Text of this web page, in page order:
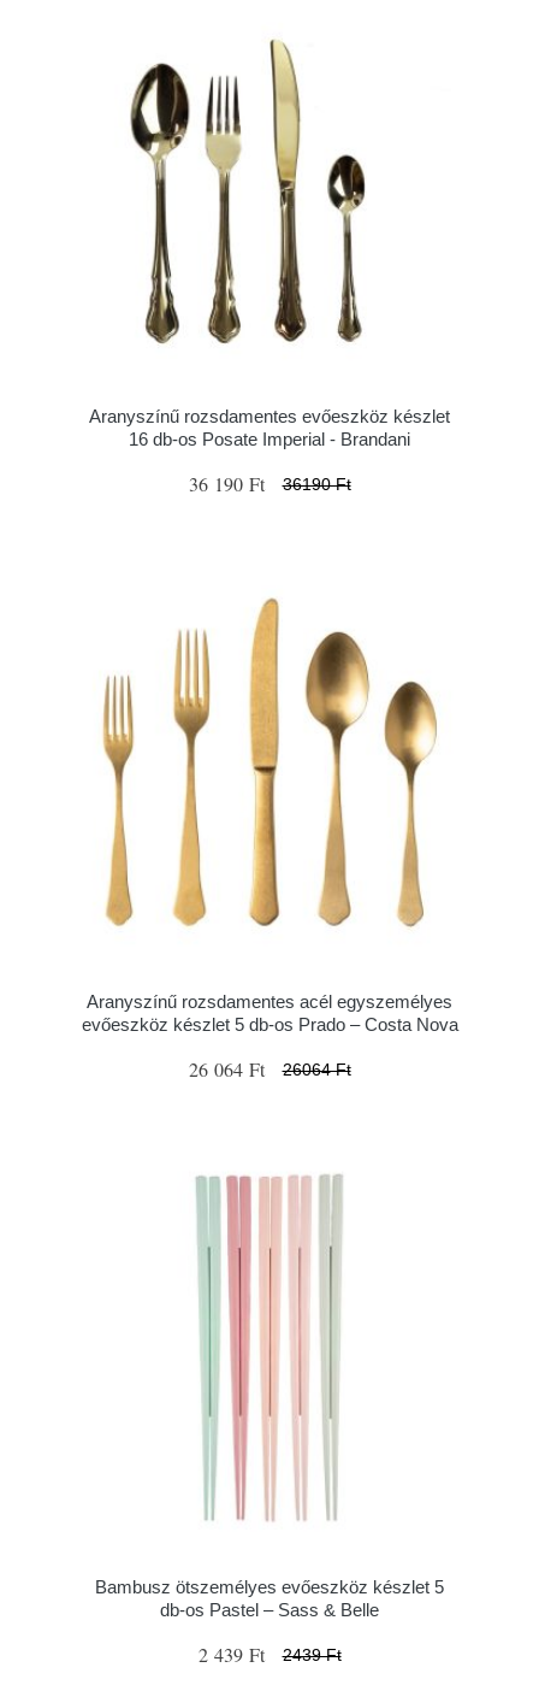
Aranyszínű rozsdamentes evőeszköz készlet
16 db-os Posate Imperial - Brandani
36 190 Ft 36190 Ft
Aranyszínű rozsdamentes acél egyszemélyes
evőeszköz készlet 5 db-os Prado – Costa Nova
26 064 Ft 26064 Ft
Bambusz ötszemélyes evőeszköz készlet 5
db-os Pastel – Sass & Belle
2 439 Ft 2439 Ft